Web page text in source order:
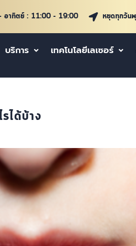
อาทิตย์ : 11:00 - 19:00 หยุดทุกวัน
บริการ เทคโนโลยีเลเซอร์
ได้บ้าง